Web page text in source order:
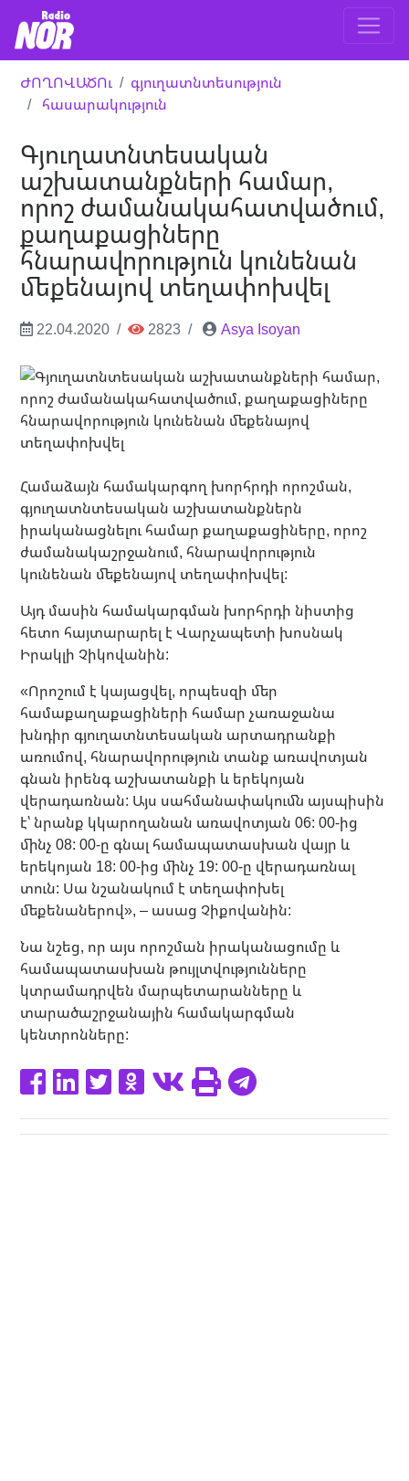
ԺՈՂՈՎԱԾՈւ
գյուղատնտեսություն
հասարակություն
Գյուղատնտեսական
աշխատանքների համար,
որոշ ժամանակահատվածում,
քաղաքացիները
հնարավորություն կունենան
մեքենայով տեղափոխվել
22.04.2020 2823 Asya Isoyan
Համաձայն համակարգող խորհրդի որոշման,
գյուղատնտեսական աշխատանքներն
իրականացնելու համար քաղաքացիները, որոշ
ժամանակաշրջանում, հնարավորություն
կունենան մեքենայով տեղափոխվել:
Այդ մասին համակարգման խորհրդի նիստից
հետո հայտարարել է Վարչապետի խոսնակ
Իրակլի Չիկովանին:
«Որոշում է կայացվել, որպեսզի մեր
համաքաղաքացիների համար չառաջանա
խնդիր գյուղատնտեսական արտադրանքի
առումով, հնարավորություն տանք առավոտյան
գնան իրենգ աշխատանքի և երեկոյան
վերադառնան: Այս սահմանափակումն այսպիսին
է՝ նրանք կկարողանան առավոտյան 06: 00-ից
մինչ 08: 00-ը գնալ համապատասխան վայր և
երեկոյան 18: 00-ից մինչ 19: 00-ը վերադառնալ
տուն: Սա նշանակում է տեղափոխել
մեքենաներով», – ասաց Չիքովանին:
Նա նշեց, որ այս որոշման իրականացումը և
համապատասխան թույլտվությունները
կտրամադրվեն մարպետարանները և
տարածաշրջանային համակարգման
կենտրոնները: